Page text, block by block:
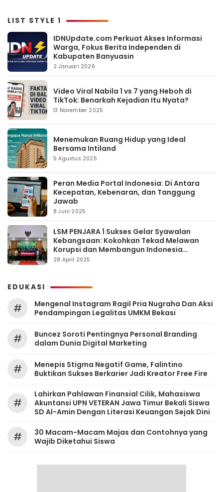
LIST STYLE 1
IDNUpdate.com Perkuat Akses Informasi
Warga, Fokus Berita Independen di
Kabupaten Banyuasin
2 Januari 2026
Video Viral Nabila 1 vs 7 yang Heboh di
TikTok: Benarkah Kejadian Itu Nyata?
13 November 2025
Menemukan Ruang Hidup yang Ideal
Bersama Intiland
5 Agustus 2025
Peran Media Portal Indonesia: Di Antara
Kecepatan, Kebenaran, dan Tanggung
Jawab
8 Juni 2025
LSM PENJARA 1 Sukses Gelar Syawalan
Kebangsaan: Kokohkan Tekad Melawan
Korupsi dan Membangun Indonesia
Berintegritas
28 April 2025
EDUKASI
#
Mengenal Instagram Ragil Pria Nugraha Dan Aksi
Pendampingan Legalitas UMKM Bekasi
#
‎Buncez Soroti Pentingnya Personal Branding
dalam Dunia Digital Marketing
#
Menepis Stigma Negatif Game, Falintino
Buktikan Sukses Berkarier Jadi Kreator Free Fire
#
Lahirkan Pahlawan Finansial Cilik, Mahasiswa
Akuntansi UPN VETERAN Jawa Timur Bekali Siswa
SD Al-Amin Dengan Literasi Keuangan Sejak Dini
#
30 Macam-Macam Majas dan Contohnya yang
Wajib Diketahui Siswa